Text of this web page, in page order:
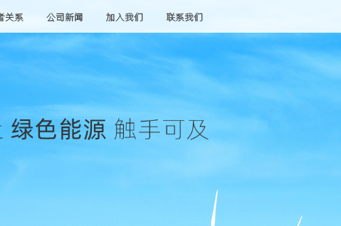
关系 公司新闻 加入我们 联系我们